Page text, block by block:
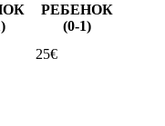
РЕБЕНОК
(0-1)
25€